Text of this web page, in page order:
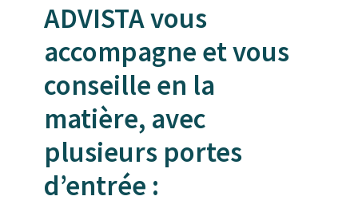
ADVISTA vous
accompagne et vous
conseille en la
matière, avec
plusieurs portes
d’entrée :